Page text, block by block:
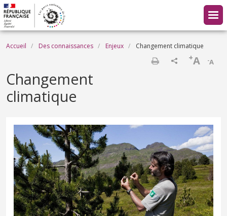
Aller au contenu principal
Fil d'Ariane
Accueil Des connaissances Enjeux Changement climatique
-A
+A
Changement
climatique